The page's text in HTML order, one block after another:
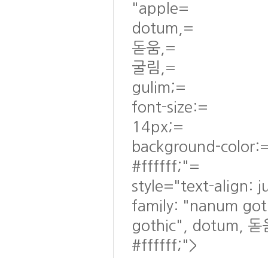
"apple=
dotum,=
돋움,=
굴림,=
gulim;=
font-size:=
14px;=
background-
#ffffff;"=
style="text-align:
family: "nanum
gothic", dotum, 돋
#ffffff;">